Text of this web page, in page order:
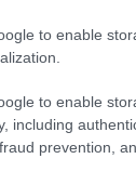
to enable
to enable
including
prevention,
is példát
legendává